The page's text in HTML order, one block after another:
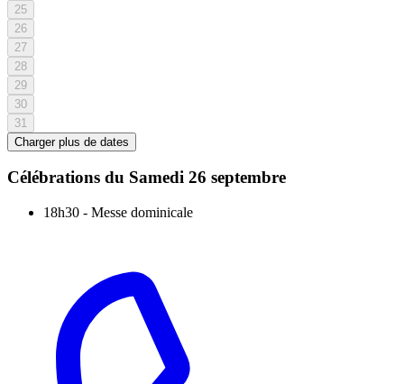
25
26
27
28
29
30
31
Charger plus de dates
Célébrations du Samedi 26 septembre
18h30 - Messe dominicale